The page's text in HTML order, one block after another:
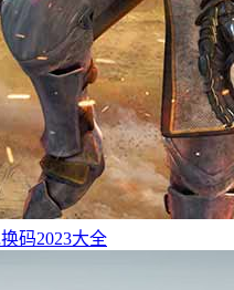
码2023大全